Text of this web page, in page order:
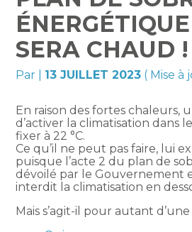
SERA CHAUD !
Par 13 JUILLET 2023 ( Mise à
En raison des fortes chaleurs,
d’activer la climatisation dans
fixer à 22 °C.
Ce qu’il ne peut pas faire, lui
puisque l’acte 2 du plan de
dévoilé par le Gouvernement
interdit la climatisation en
Mais s’agit-il pour autant